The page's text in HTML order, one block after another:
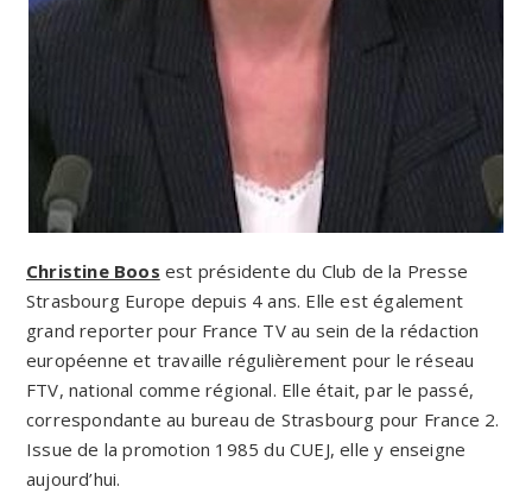
Christine Boos est présidente du Club de la Presse
Strasbourg Europe depuis 4 ans. Elle est également
grand reporter pour France TV au sein de la rédaction
européenne et travaille régulièrement pour le réseau
FTV, national comme régional. Elle était, par le passé,
correspondante au bureau de Strasbourg pour France 2.
Issue de la promotion 1985 du CUEJ, elle y enseigne
aujourd’hui.